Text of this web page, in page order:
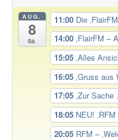
AUG.
8
Sa.
11:00 Die
14:00 ‚FlairFM –
15:05 ‚Alles
16:05 ‚Gruss
17:05 ‚Zur
18:05 NEU!
20:05 RFM –